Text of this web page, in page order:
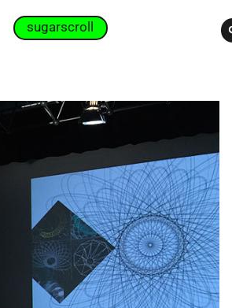
sugarscroll